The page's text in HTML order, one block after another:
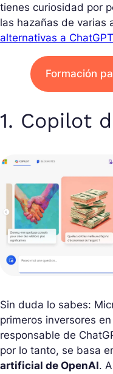
tienes curiosidad por
las hazañas de varias
alternativas a ChatGPT
Formación
1. Copilot
Sin duda lo sabes:
primeros inversores en
responsable de
por lo tanto, se basa
artificial de OpenAI.